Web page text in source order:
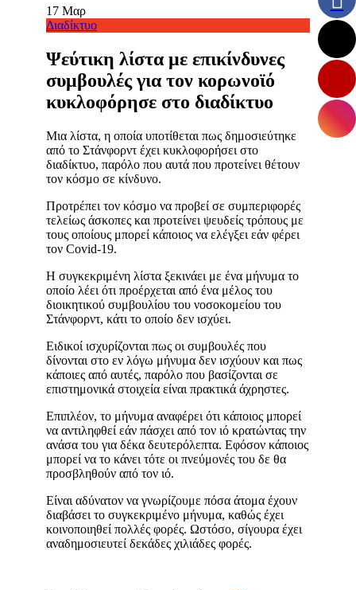
17 Μαρ
Διαδίκτυο
Ψεύτικη λίστα με επικίνδυνες
συμβουλές για τον κορωνοϊό
κυκλοφόρησε στο διαδίκτυο
Μια λίστα, η οποία υποτίθεται πως δημοσιεύτηκε
από το Στάνφορντ έχει κυκλοφορήσει στο
διαδίκτυο, παρόλο που αυτά που προτείνει θέτουν
τον κόσμο σε κίνδυνο.
Προτρέπει τον κόσμο να προβεί σε συμπεριφορές
τελείως άσκοπες και προτείνει ψευδείς τρόπους με
τους οποίους μπορεί κάποιος να ελέγξει εάν φέρει
τον Covid-19.
Η συγκεκριμένη λίστα ξεκινάει με ένα μήνυμα το
οποίο λέει ότι προέρχεται από ένα μέλος του
διοικητικού συμβουλίου του νοσοκομείου του
Στάνφορντ, κάτι το οποίο δεν ισχύει.
Ειδικοί ισχυρίζονται πως οι συμβουλές που
δίνονται στο εν λόγω μήνυμα δεν ισχύουν και πως
κάποιες από αυτές, παρόλο που βασίζονται σε
επιστημονικά στοιχεία είναι πρακτικά άχρηστες.
Επιπλέον, το μήνυμα αναφέρει ότι κάποιος μπορεί
να αντιληφθεί εάν πάσχει από τον ιό κρατώντας την
ανάσα του για δέκα δευτερόλεπτα. Εφόσον κάποιος
μπορεί να το κάνει τότε οι πνεύμονές του δε θα
προσβληθούν από τον ιό.
Είναι αδύνατον να γνωρίζουμε πόσα άτομα έχουν
διαβάσει το συγκεκριμένο μήνυμα, καθώς έχει
κοινοποιηθεί πολλές φορές. Ωστόσο, σίγουρα έχει
αναδημοσιευτεί δεκάδες χιλιάδες φορές.